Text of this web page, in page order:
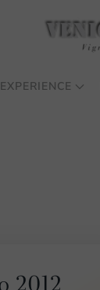
EXPERIENCE
2012